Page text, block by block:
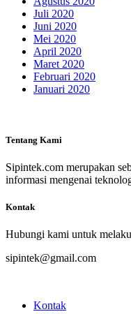
Juli 2020
Juni 2020
Mei 2020
April 2020
Maret 2020
Februari 2020
Januari 2020
Tentang Kami
Sipintek.com merupakan
informasi mengenai
Kontak
Hubungi kami untuk
sipintek@gmail.com
Kontak